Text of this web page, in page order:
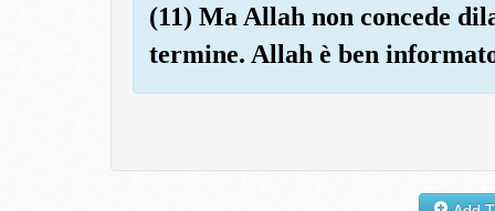
(11) Ma Allah non concede
termine. Allah è ben